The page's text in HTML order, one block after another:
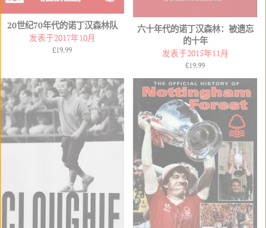
20世纪70年代的诺丁汉森林队
发表于2017年10月
常
格
£19.99
六十年代的诺丁汉森林：被遗忘
的十年
发表于2015年11月
常
价
格
£19.99